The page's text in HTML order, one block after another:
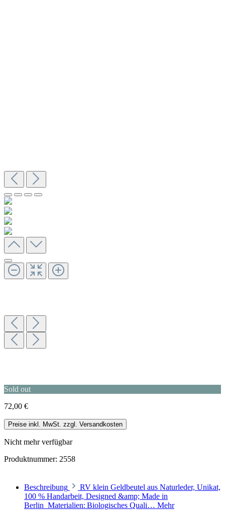
Sold out
72,00 €
Preise inkl. MwSt. zzgl. Versandkosten
Nicht mehr verfügbar
Produktnummer: 2558
Beschreibung
RV klein Geldbeutel aus Naturleder, Unikat,
100 % Handarbeit, Designed &amp; Made in
Berlin Materialien: Biologisches Quali… Mehr